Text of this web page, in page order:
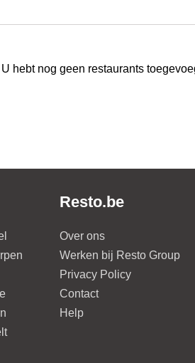
U hebt nog geen restaurants
Resto.be
Over ons
Werken bij Resto Group
Privacy Policy
Contact
Help